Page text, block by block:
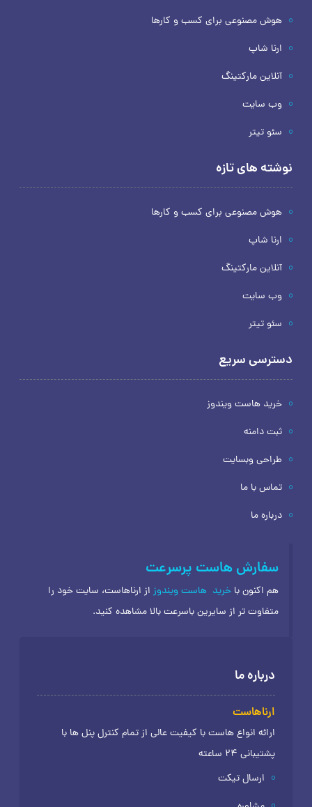
هوش مصنوعی برای کسب و کارها
ارنا شاپ
آنلاین مارکتینگ
وب سایت
سئو تیتر
نوشته های تازه
هوش مصنوعی برای کسب و کارها
ارنا شاپ
آنلاین مارکتینگ
وب سایت
سئو تیتر
دسترسی سریع
خرید هاست ویندوز
ثبت دامنه
طراحی وبسایت
تماس با ما
درباره ما
سفارش هاست پرسرعت
هم اکنون با خرید هاست ویندوزاز ارناهاست، سایت خود را
متفاوت تر از سایرین باسرعت بالا مشاهده کنید.
درباره ما
ارناهاست
ارائه انواع هاست با کیفیت عالی از تمام کنترل پنل ها با
پشتیبانی 24 ساعته
ارسال تیکت